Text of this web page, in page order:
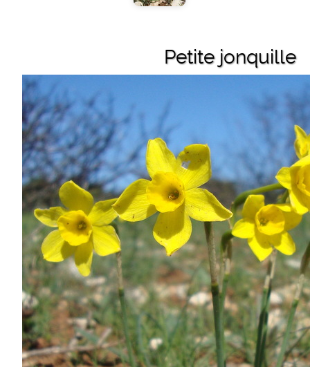
Petite jonquille